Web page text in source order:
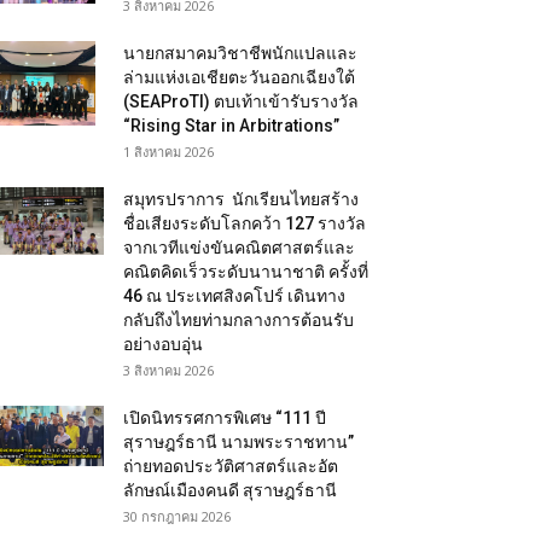
3 สิงหาคม 2026
นายกสมาคมวิชาชีพนักแปลและ
ล่ามแห่งเอเชียตะวันออกเฉียงใต้
(SEAProTI) ตบเท้าเข้ารับรางวัล
“Rising Star in Arbitrations”
1 สิงหาคม 2026
สมุทรปราการ นักเรียนไทยสร้าง
ชื่อเสียงระดับโลกคว้า 127 รางวัล
จากเวทีแข่งขันคณิตศาสตร์และ
คณิตคิดเร็วระดับนานาชาติ ครั้งที่
46 ณ ประเทศสิงคโปร์ เดินทาง
กลับถึงไทยท่ามกลางการต้อนรับ
อย่างอบอุ่น
3 สิงหาคม 2026
เปิดนิทรรศการพิเศษ “111 ปี
สุราษฎร์ธานี นามพระราชทาน”
ถ่ายทอดประวัติศาสตร์และอัต
ลักษณ์เมืองคนดี สุราษฎร์ธานี
30 กรกฎาคม 2026